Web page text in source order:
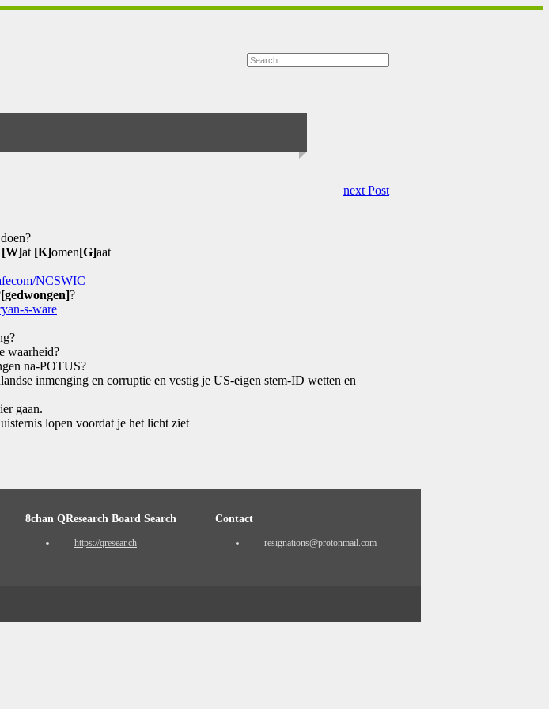
next Post
[W]at [K]omen[G]aat
NCSWIC
[gedwongen]?
s-ware
waarheid?
na-POTUS?
inmenging en corruptie en vestig je US-eigen stem-ID wetten en
gaan.
lopen voordat je het licht ziet
8chan QResearch Board Search
https://qresear.ch
Contact
resignations@protonmail.com